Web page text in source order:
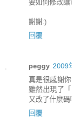
要如何修改讓
謝謝:)
回覆
peggy 2009
真是很感謝
雖然出現了
又改了什麼
回覆